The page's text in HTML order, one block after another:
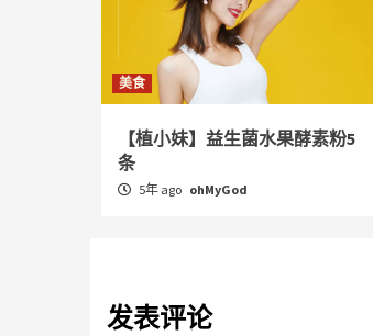
美食
【植小妹】益生菌水果酵素粉5
条
5年 ago ohMyGod
发表评论